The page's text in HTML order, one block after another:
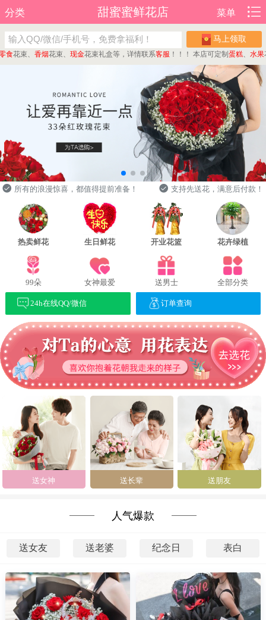
分类 甜蜜蜜鲜花店 菜单
马上领取
花束、香烟花束、现金花束礼盒等，详情联系客服！！！ 本店可定制蛋糕、水果花
所有的浪漫惊喜，都值得提前准备！ 支持先送花，满意后付款！
热卖鲜花 生日鲜花 开业花篮 花卉绿植
99朵 女神最爱 送男士 全部分类
24h在线QQ/微信 订单查询
送女神 送长辈 送朋友
人气爆款
送女友 送老婆 纪念日 表白